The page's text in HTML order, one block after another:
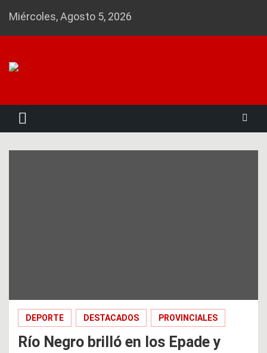
Miércoles, Agosto 5, 2026
DEPORTE DESTACADOS PROVINCIALES
Río Negro brilló en los Epade y